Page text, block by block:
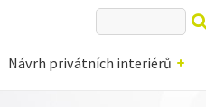
Návrh privátních interiérů